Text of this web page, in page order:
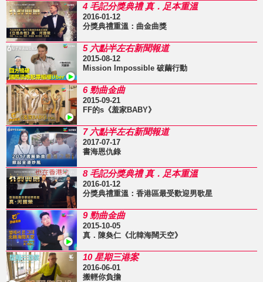
4 毛記分獎典禮 真．足本重溫
2016-01-12
分獎典禮重溫：曲金曲獎
5 六點半左右新聞報道
2015-08-12
Mission Impossible 破繭行動
6 勁曲金曲
2015-09-21
FF的s《羞家BABY》
7 六點半左右新聞報道
2017-07-17
書海恩仇錄
8 毛記分獎典禮 真．足本重溫
2016-01-12
分獎典禮重溫：香港區最受歡迎男歌星
9 勁曲金曲
2015-10-05
真．陳奐仁《北韓海闊天空》
10 星期三港案
2016-06-01
搬輕你負擔